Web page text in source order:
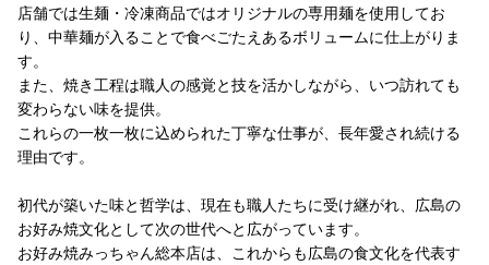
店舗では生麺・冷凍商品ではオリジナルの専用麺を使用してお
り、中華麺が入ることで食べごたえあるボリュームに仕上がりま
す。
また、焼き工程は職人の感覚と技を活かしながら、いつ訪れても
変わらない味を提供。
これらの一枚一枚に込められた丁寧な仕事が、長年愛され続ける
理由です。
初代が築いた味と哲学は、現在も職人たちに受け継がれ、広島の
お好み焼文化として次の世代へと広がっています。
お好み焼みっちゃん総本店は、これからも広島の食文化を代表す